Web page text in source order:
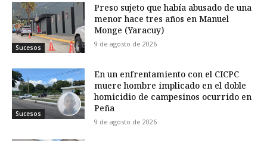
Sucesos
Preso sujeto que había abusado de una
menor hace tres años en Manuel
Monge (Yaracuy)
9 de agosto de 2026
Sucesos
En un enfrentamiento con el CICPC
muere hombre implicado en el doble
homicidio de campesinos ocurrido en
Peña
9 de agosto de 2026